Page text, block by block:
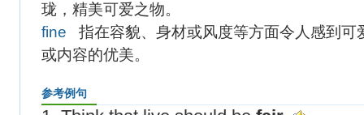
珑，精美可爱之物。
fine 指在容貌、身材或风度等方面令人感到可
或内容的优美。
参考例句